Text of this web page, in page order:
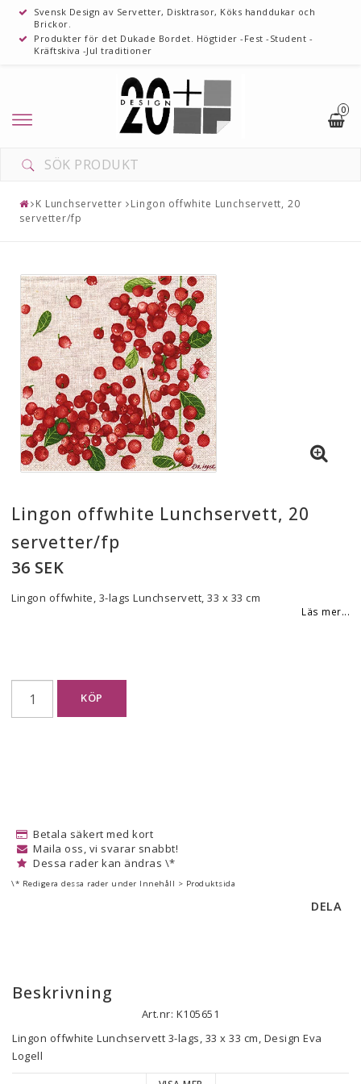
Svensk Design av Servetter, Disktrasor, Köks handdukar och
Brickor.
Produkter för det Dukade Bordet. Högtider -Fest -Student -
Kräftskiva -Jul traditioner
0
K Lunchservetter
Lingon offwhite Lunchservett, 20
servetter/fp
Lingon offwhite Lunchservett, 20
servetter/fp
36 SEK
Lingon offwhite, 3-lags Lunchservett, 33 x 33 cm
Läs mer...
KÖP
Betala säkert med kort
Maila oss, vi svarar snabbt!
Dessa rader kan ändras \*
\* Redigera dessa rader under Innehåll > Produktsida
DELA
Beskrivning
Art.nr: K105651
Lingon offwhite Lunchservett 3-lags, 33 x 33 cm, Design Eva
Logell